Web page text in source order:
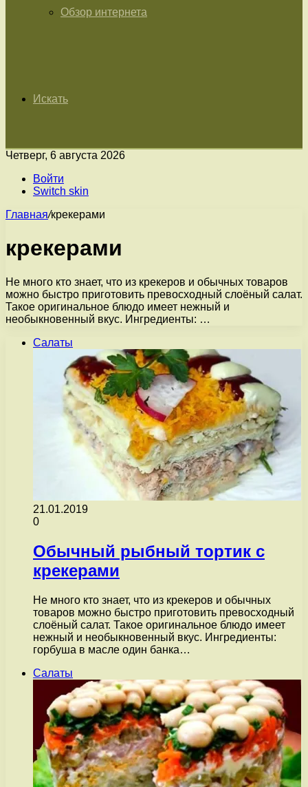
Обзор интернета
Искать
Четверг, 6 августа 2026
Войти
Switch skin
Главная/крекерами
крекерами
Не много кто знает, что из крекеров и обычных товаров
можно быстро приготовить превосходный слоёный салат.
Такое оригинальное блюдо имеет нежный и
необыкновенный вкус. Ингредиенты: …
Салаты
21.01.2019
0
Обычный рыбный тортик с
крекерами
Не много кто знает, что из крекеров и обычных
товаров можно быстро приготовить превосходный
слоёный салат. Такое оригинальное блюдо имеет
нежный и необыкновенный вкус. Ингредиенты:
горбуша в масле один банка…
Салаты